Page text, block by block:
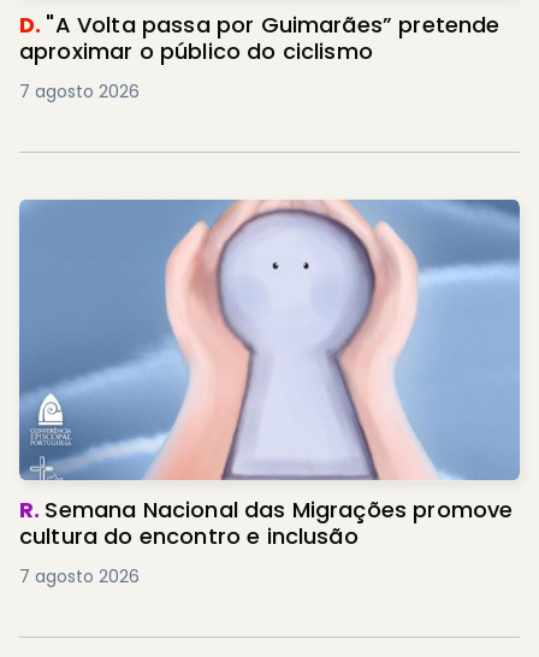
D. "A Volta passa por Guimarães” pretende
aproximar o público do ciclismo
7 agosto 2026
R. Semana Nacional das Migrações promove
cultura do encontro e inclusão
7 agosto 2026